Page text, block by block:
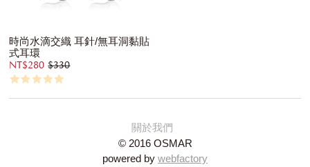
時尚水滴交織 耳針/無耳洞黏貼
式耳環
NT$280 $330
關於我們
© 2016 OSMAR
powered by webfactory